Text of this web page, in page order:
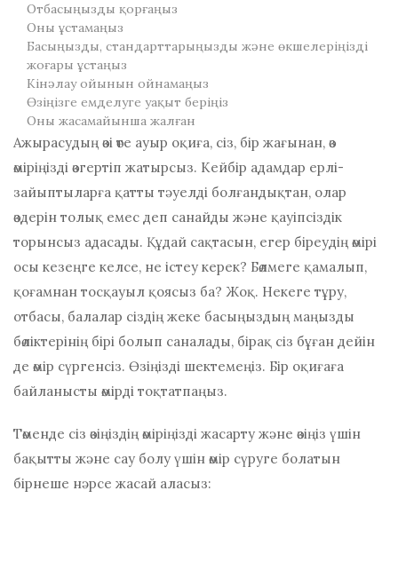
Отбасыңызды қорғаңыз
Оны ұстамаңыз
Басыңызды, стандарттарыңызды және өкшелеріңізді
жоғары ұстаңыз
Кінәлау ойынын ойнамаңыз
Өзіңізге емделуге уақыт беріңіз
Оны жасамайынша жалған
Ажырасудың өзі өте ауыр оқиға, сіз, бір жағынан, өз
өміріңізді өзгертіп жатырсыз. Кейбір адамдар ерлі-
зайыптыларға қатты тәуелді болғандықтан, олар
өздерін толық емес деп санайды және қауіпсіздік
торынсыз адасады. Құдай сақтасын, егер біреудің өмірі
осы кезеңге келсе, не істеу керек? Бөлмеге қамалып,
қоғамнан тосқауыл қоясыз ба? Жоқ. Некеге тұру,
отбасы, балалар сіздің жеке басыңыздың маңызды
бөліктерінің бірі болып саналады, бірақ сіз бұған дейін
де өмір сүргенсіз. Өзіңізді шектемеңіз. Бір оқиғаға
байланысты өмірді тоқтатпаңыз.
Төменде сіз өзіңіздің өміріңізді жасарту және өзіңіз үшін
бақытты және сау болу үшін өмір сүруге болатын
бірнеше нәрсе жасай аласыз: